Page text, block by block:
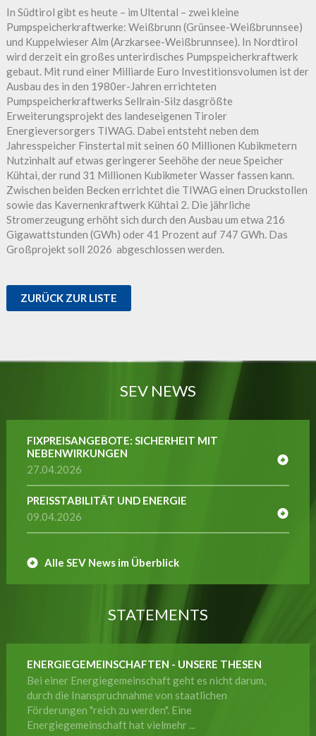
In Südtirol gibt es heute – im Ultental – zwei kleine
Pumpspeicherkraftwerke: Weißbrunn (Grünsee-Weißbrunnsee)
und Kuppelwieser Alm (Arzkarsee-Weißbrunnsee). In Nordtirol
wird derzeit ein großes unterirdisches Pumpspeicherkraftwerk
gebaut. Mit rund einer Milliarde Euro Investitionsvolumen ist der
Ausbau des in den 1980er-Jahren errichteten
Pumpspeicherkraftwerks Sellrain-Silz dasgrößte
Erweiterungsprojekt des landeseigenen Tiroler
Energieversorgers TIWAG. Dabei entsteht neben dem
Jahresspeicher Finstertal mit seinen 60 Millionen Kubikmetern
Nutzinhalt auf etwas geringerer Seehöhe der neue Speicher
Kühtai, der rund 31 Millionen Kubikmeter Wasser fassen kann.
Zwischen beiden Becken errichtet die TIWAG einen Druckstollen
sowie das Kavernenkraftwerk Kühtai 2. Die jährliche
Stromerzeugung erhöht sich durch den Ausbau um etwa 216
Gigawattstunden (GWh) oder 41 Prozent auf 747 GWh. Das
Großprojekt soll 2026 abgeschlossen werden.
ZURÜCK ZUR LISTE
SEV NEWS
FIXPREISANGEBOTE: SICHERHEIT MIT
NEBENWIRKUNGEN
27.04.2026
PREISSTABILITÄT UND ENERGIE
09.04.2026
Alle SEV News im Überblick
STATEMENTS
ENERGIEGEMEINSCHAFTEN - UNSERE THESEN
Bei einer Energiegemeinschaft geht es nicht darum,
durch die Inanspruchnahme von staatlichen
Förderungen "reich zu werden". Eine
Energiegemeinschaft hat vielmehr ...